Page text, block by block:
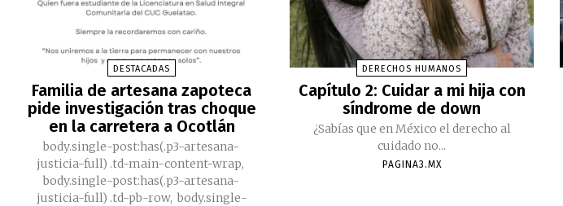
DESTACADAS
Familia de artesana zapoteca
pide investigación tras choque
en la carretera a Ocotlán
body.single-post:has(.p3-artesana-
justicia-full) .td-main-content-wrap,
body.single-post:has(.p3-artesana-
justicia-full) .td-pb-row, body.single-
DERECHOS HUMANOS
Capítulo 2: Cuidar a mi hija con
síndrome de down
¿Sabías que en México el derecho al
cuidado no...
PAGINA3.MX